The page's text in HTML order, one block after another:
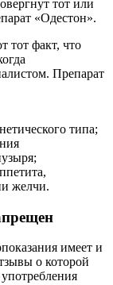
тот или
«Одестон».
тот факт, что
Препарат
типа;
желчи.
имеет и
о которой